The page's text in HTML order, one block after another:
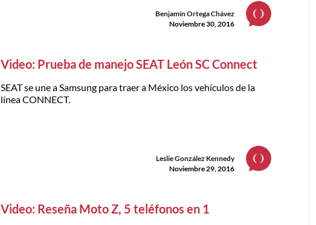
Benjamín Ortega Chávez
Noviembre 30, 2016
Video: Prueba de manejo SEAT León SC Connect
SEAT se une a Samsung para traer a México los vehículos de la
línea CONNECT.
Leslie González Kennedy
Noviembre 29, 2016
Video: Reseña Moto Z, 5 teléfonos en 1